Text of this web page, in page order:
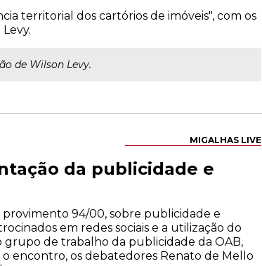
territorial dos cartórios de imóveis", com os
de Wilson Levy.
MIGALHAS LIVE
da publicidade e
94/00, sobre publicidade e
em redes sociais e a utilização do
grupo de trabalho da publicidade da OAB,
encontro, os debatedores Renato de Mello